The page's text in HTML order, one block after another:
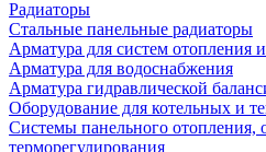
Радиаторы
Стальные панельные радиаторы
Арматура для систем отопления
Арматура для водоснабжения
Арматура гидравлической
Оборудование для котельных и
Системы панельного отопления,
терморегулирования